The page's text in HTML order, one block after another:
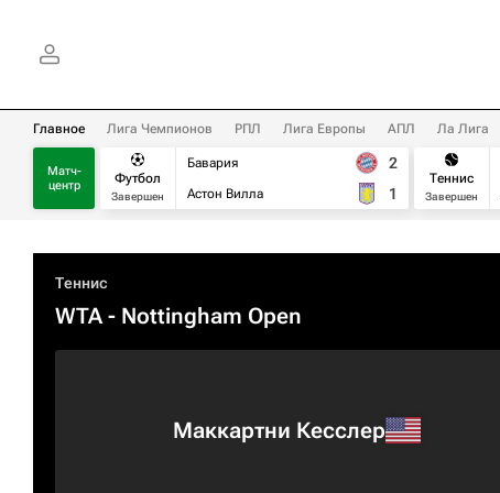
Главное Лига Чемпионов РПЛ Лига Европы АПЛ Ла Лига
Матч-
центр
Футбол
Завершен
Бавария
Астон Вилла
2
1
Теннис
Завершен
Теннис
WTA- Nottingham Open
Маккартни Кесслер